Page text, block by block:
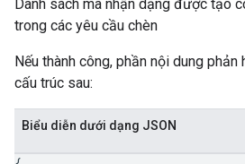
Danh sách mã nhận dạng được tạo
trong các yêu cầu chèn
Nếu thành công, phần nội dung
cấu trúc sau:
Biểu diễn dưới dạng JSON